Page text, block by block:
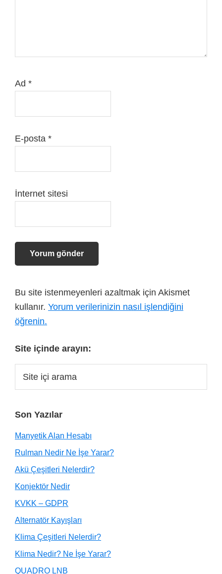
Ad *
E-posta *
İnternet sitesi
Bu site istenmeyenleri azaltmak için Akismet
kullanır. Yorum verilerinizin nasıl işlendiğini
öğrenin.
Site içinde arayın:
Son Yazılar
Manyetik Alan Hesabı
Rulman Nedir Ne İşe Yarar?
Akü Çeşitleri Nelerdir?
Konjektör Nedir
KVKK – GDPR
Alternatör Kayışları
Klima Çeşitleri Nelerdir?
Klima Nedir? Ne İşe Yarar?
QUADRO LNB